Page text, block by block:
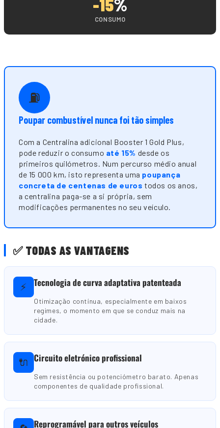
CONSUMO
⛽
Poupar combustível nunca foi tão simples
Com a Centralina adicional Booster 1 Gold Plus,
pode reduzir o consumo até 15% desde os
primeiros quilómetros. Num percurso médio anual
de 15 000 km, isto representa uma poupança
concreta de centenas de euros todos os anos,
a centralina paga-se a si própria, sem
modificações permanentes no seu veículo.
✅ TODAS AS VANTAGENS
⚡ Tecnologia de curva adaptativa patenteada
Otimização contínua, especialmente em baixos
regimes, o momento em que se conduz mais na
cidade.
🔌 Circuito eletrónico profissional
Sem resistência ou potenciómetro barato. Apenas
componentes de qualidade profissional.
Reprogramável para outros veículos